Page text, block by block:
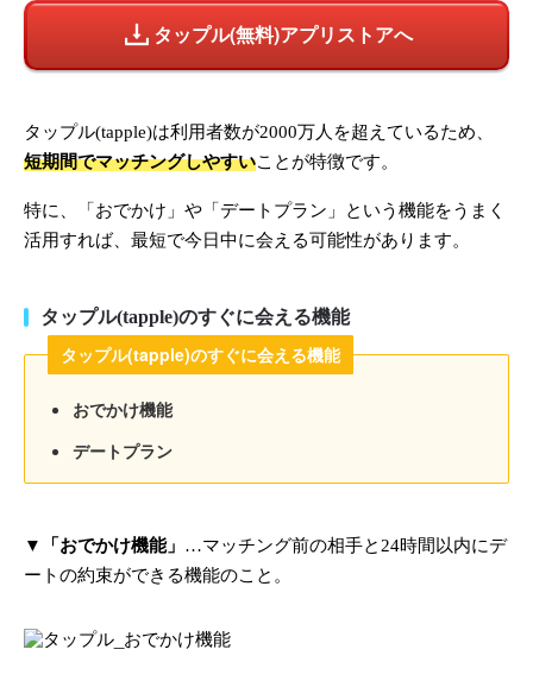
タップル(無料)アプリストアへ
タップル(tapple)は利用者数が2000万人を超えているため、
短期間でマッチングしやすいことが特徴です。
特に、「おでかけ」や「デートプラン」という機能をうまく
活用すれば、最短で今日中に会える可能性があります。
タップル(tapple)のすぐに会える機能
タップル(tapple)のすぐに会える機能
おでかけ機能
デートプラン
▼ 「おでかけ機能」 …マッチング前の相手と24時間以内にデ
ートの約束ができる機能のこと。